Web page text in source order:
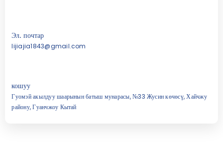
Эл. почтар
lijiajia1843@gmail.com
кошуу
Гуомэй акылдуу шаарынын батыш мунарасы, №33 Жусин көчөсү, Хайчжу
району, Гуанчжоу Кытай